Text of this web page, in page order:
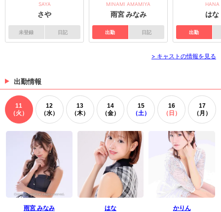
SAYA
さや
未登録 日記
MINAMI AMAMIYA
雨宮 みなみ
出勤 日記
HANA
はな
出勤
> キャストの情報を見る
出勤情報
11
（火）
12
（水）
13
（木）
14
（金）
15
（土）
16
（日）
17
（月）
雨宮 みなみ はな かりん